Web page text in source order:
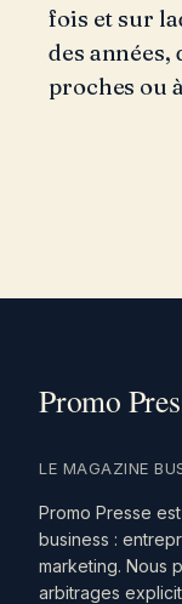
fois et sur
des années,
proches ou
LE MAGAZINE
Promo Presse
business :
marketing. Nous
arbitrages